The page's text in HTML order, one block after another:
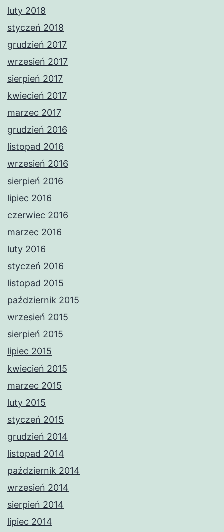
luty 2018
styczeń 2018
grudzień 2017
wrzesień 2017
sierpień 2017
kwiecień 2017
marzec 2017
grudzień 2016
listopad 2016
wrzesień 2016
sierpień 2016
lipiec 2016
czerwiec 2016
marzec 2016
luty 2016
styczeń 2016
listopad 2015
październik 2015
wrzesień 2015
sierpień 2015
lipiec 2015
kwiecień 2015
marzec 2015
luty 2015
styczeń 2015
grudzień 2014
listopad 2014
październik 2014
wrzesień 2014
sierpień 2014
lipiec 2014